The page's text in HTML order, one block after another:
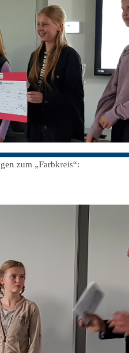
zum „Farbkreis“: